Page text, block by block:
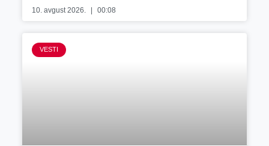
10. avgust 2026. 00:08
VESTI